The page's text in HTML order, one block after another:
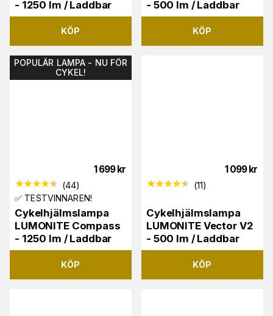
- 1250 lm / Laddbar
KÖP
- 500 lm / Laddbar
KÖP
POPULÄR LAMPA - NU FÖR
CYKEL!
1 699 kr
(44)
✅ TESTVINNAREN!
Cykelhjälmslampa
LUMONITE Compass
- 1250 lm / Laddbar
KÖP
1 099 kr
(11)
Cykelhjälmslampa
LUMONITE Vector V2
- 500 lm / Laddbar
KÖP